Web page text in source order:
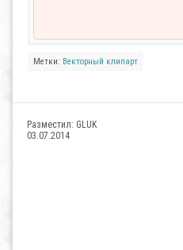
Метки: Векторный клипарт
Разместил: GLUK
03.07.2014